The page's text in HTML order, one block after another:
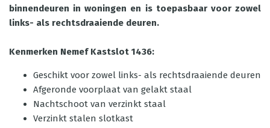
binnendeuren in woningen en is toepasbaar voor zowel
links- als rechtsdraaiende deuren.
Kenmerken Nemef Kastslot 1436:
Geschikt voor zowel links- als rechtsdraaiende deuren
Afgeronde voorplaat van gelakt staal
Nachtschoot van verzinkt staal
Verzinkt stalen slotkast